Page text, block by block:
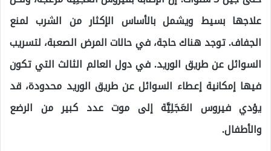
علاجها بسيط ويشمل بالأساس الإكثار من الشرب لمنع
الجفاف. توجد هناك حاجة، في حالات المرض الصعبة، لتسريب
السوائل عن طريق الوريد. في دول العالم الثالث التي تكون
فيها إمكانية إعطاء السوائل عن طريق الوريد محدودة، قد
يؤدي فيروس العَجَلِيَّة إلى موت عدد كبير من الرضع
والأطفال.